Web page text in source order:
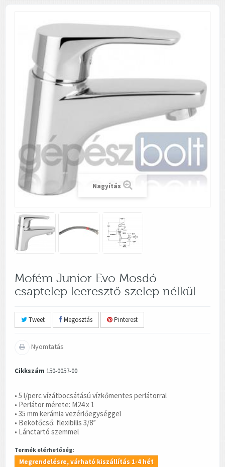
Nagyítás
Mofém Junior Evo Mosdó
csaptelep leeresztő szelep nélkül
Tweet Megosztás Pinterest
Nyomtatás
Cikkszám 150-0057-00
• 5 l/perc vízátbocsátású vízkőmentes perlátorral
• Perlátor mérete: M24 x 1
• 35 mm kerámia vezérlőegységgel
• Bekötőcső: flexibilis 3/8”
• Lánctartó szemmel
Termék elérhetőség:
Megrendelésre, várható kiszállítás 1-4 hét